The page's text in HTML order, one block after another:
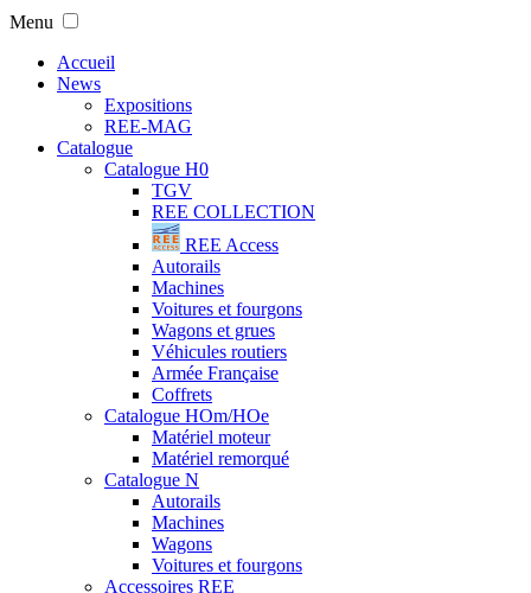
Menu
Accueil
News
Expositions
REE-MAG
Catalogue
Catalogue H0
TGV
REE COLLECTION
REE Access
Autorails
Machines
Voitures et fourgons
Wagons et grues
Véhicules routiers
Armée Française
Coffrets
Catalogue HOm/HOe
Matériel moteur
Matériel remorqué
Catalogue N
Autorails
Machines
Wagons
Voitures et fourgons
Accessoires REE